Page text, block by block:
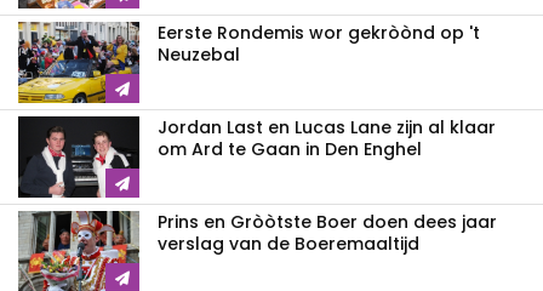
Eerste Rondemis wor gekròònd op 't
Neuzebal
Jordan Last en Lucas Lane zijn al klaar
om Ard te Gaan in Den Enghel
Prins en Gròòtste Boer doen dees jaar
verslag van de Boeremaaltijd